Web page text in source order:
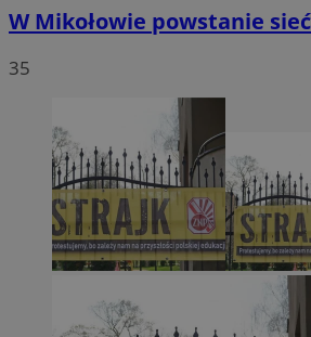
W Mikołowie powstanie
35